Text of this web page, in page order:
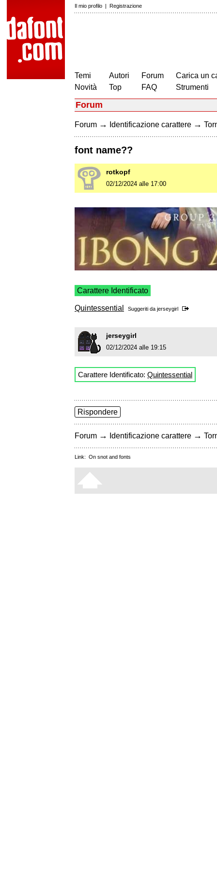
Il mio profilo | Registrazione
Temi
Novità
Autori
Top
Forum
FAQ
Carica un
Strumenti
Forum
Forum → Identificazione carattere →
font name??
rotkopf
02/12/2024 alle 17:00
Carattere Identificato
Quintessential Suggeriti da jerseygirl
jerseygirl
02/12/2024 alle 19:15
Carattere Identificato: Quintessential
Rispondere
Forum → Identificazione carattere →
Link: On snot and fonts